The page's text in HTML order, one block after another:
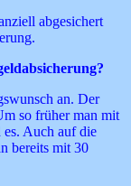
abgesichert
an. Der
so früher man mit
Auch auf die
bereits mit 30